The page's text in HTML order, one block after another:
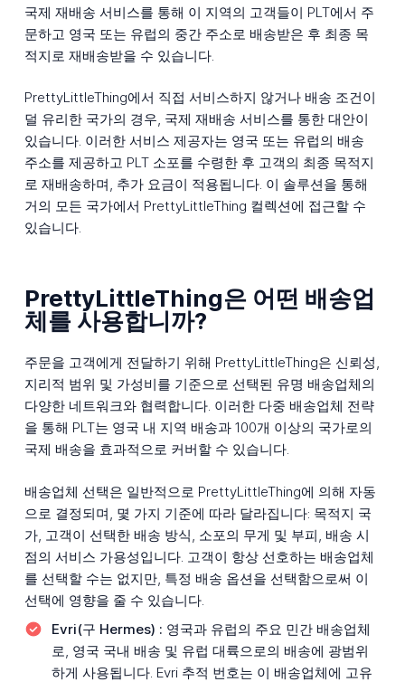
국제 재배송 서비스를 통해 이 지역의 고객들이 PLT에서 주
문하고 영국 또는 유럽의 중간 주소로 배송받은 후 최종 목
적지로 재배송받을 수 있습니다.
PrettyLittleThing에서 직접 서비스하지 않거나 배송 조건이
덜 유리한 국가의 경우, 국제 재배송 서비스를 통한 대안이
있습니다. 이러한 서비스 제공자는 영국 또는 유럽의 배송
주소를 제공하고 PLT 소포를 수령한 후 고객의 최종 목적지
로 재배송하며, 추가 요금이 적용됩니다. 이 솔루션을 통해
거의 모든 국가에서 PrettyLittleThing 컬렉션에 접근할 수
있습니다.
PrettyLittleThing은 어떤 배송업
체를 사용합니까?
주문을 고객에게 전달하기 위해 PrettyLittleThing은 신뢰성,
지리적 범위 및 가성비를 기준으로 선택된 유명 배송업체의
다양한 네트워크와 협력합니다. 이러한 다중 배송업체 전략
을 통해 PLT는 영국 내 지역 배송과 100개 이상의 국가로의
국제 배송을 효과적으로 커버할 수 있습니다.
배송업체 선택은 일반적으로 PrettyLittleThing에 의해 자동
으로 결정되며, 몇 가지 기준에 따라 달라집니다: 목적지 국
가, 고객이 선택한 배송 방식, 소포의 무게 및 부피, 배송 시
점의 서비스 가용성입니다. 고객이 항상 선호하는 배송업체
를 선택할 수는 없지만, 특정 배송 옵션을 선택함으로써 이
선택에 영향을 줄 수 있습니다.
Evri(구 Hermes) : 영국과 유럽의 주요 민간 배송업체
로, 영국 국내 배송 및 유럽 대륙으로의 배송에 광범위
하게 사용됩니다. Evri 추적 번호는 이 배송업체에 고유